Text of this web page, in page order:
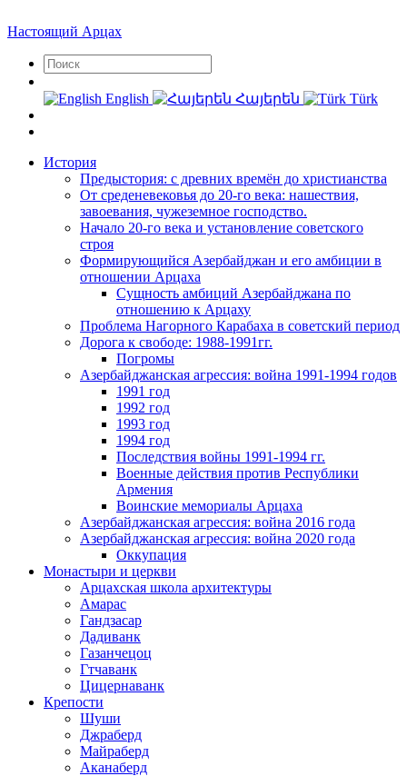
Настоящий Арцах
English Հայերեն Türk
История
Предыстория: с древних времён до христианства
От среденевековья до 20-го века: нашествия,
завоевания, чужеземное господство.
Начало 20-го века и установление советского
строя
Формирующийся Азербайджан и его амбиции в
отношении Арцаха
Сущность амбиций Азербайджана по
отношению к Арцаху
Проблема Нагорного Карабаха в советский период
Дорога к свободе: 1988-1991гг.
Погромы
Азербайджанская агрессия: война 1991-1994 годов
1991 год
1992 год
1993 год
1994 год
Последствия войны 1991-1994 гг.
Военные действия против Республики
Армения
Воинские мемориалы Арцаха
Азербайджанская агрессия: война 2016 года
Азербайджанская агрессия: война 2020 года
Оккупация
Монастыри и церкви
Арцахская школа архитектуры
Амарас
Гандзасар
Дадиванк
Газанчецоц
Гтчаванк
Цицернаванк
Крепости
Шуши
Джраберд
Майраберд
Аканаберд